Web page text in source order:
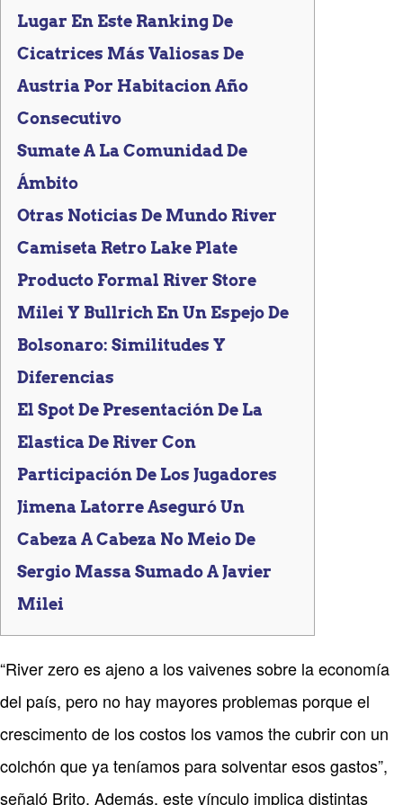
Lugar En Este Ranking De
Cicatrices Más Valiosas De
Austria Por Habitacion Año
Consecutivo
Sumate A La Comunidad De
Ámbito
Otras Noticias De Mundo River
Camiseta Retro Lake Plate
Producto Formal River Store
Milei Y Bullrich En Un Espejo De
Bolsonaro: Similitudes Y
Diferencias
El Spot De Presentación De La
Elastica De River Con
Participación De Los Jugadores
Jimena Latorre Aseguró Un
Cabeza A Cabeza No Meio De
Sergio Massa Sumado A Javier
Milei
“River zero es ajeno a los vaivenes sobre la economía
del país, pero no hay mayores problemas porque el
crescimento de los costos los vamos the cubrir con un
colchón que ya teníamos para solventar esos gastos”,
señaló Brito. Además, este vínculo implica distintas